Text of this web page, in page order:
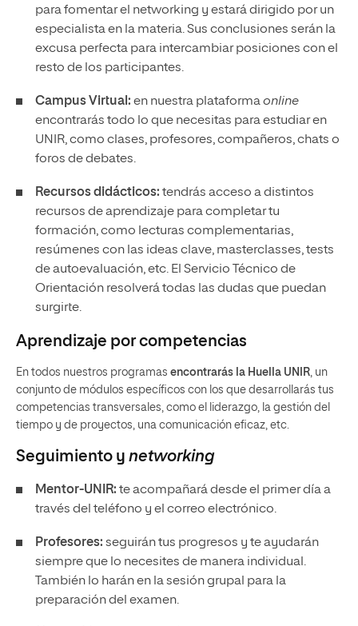
para fomentar el networking y estará dirigido por un
especialista en la materia. Sus conclusiones serán la
excusa perfecta para intercambiar posiciones con el
resto de los participantes.
Campus Virtual: en nuestra plataformaonline
encontrarás todo lo que necesitas para estudiar en
UNIR, como clases, profesores, compañeros, chats o
foros de debates.
Recursos didácticos: tendrás acceso a distintos
recursos de aprendizaje para completar tu
formación, como lecturas complementarias,
resúmenes con las ideas clave, masterclasses, tests
de autoevaluación, etc. El Servicio Técnico de
Orientación resolverá todas las dudas que puedan
surgirte.
Aprendizaje por competencias
En todos nuestros programas encontrarás la Huella UNIR, un
conjunto de módulos específicos con los que desarrollarás tus
competencias transversales, como el liderazgo, la gestión del
tiempo y de proyectos, una comunicación eficaz, etc.
Seguimiento y networking
Mentor-UNIR: te acompañará desde el primer día a
través del teléfono y el correo electrónico.
Profesores: seguirán tus progresos y te ayudarán
siempre que lo necesites de manera individual.
También lo harán en la sesión grupal para la
preparación del examen.